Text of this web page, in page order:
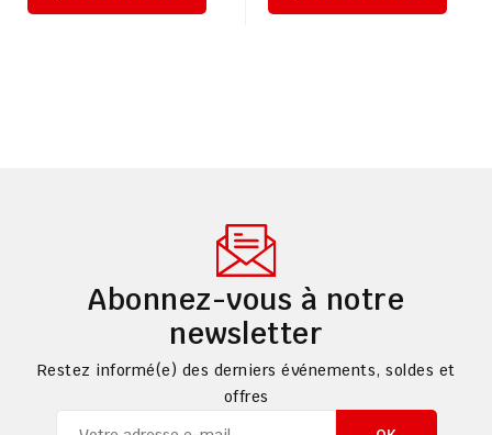
Abonnez-vous à notre
newsletter
Restez informé(e) des derniers événements, soldes et
offres